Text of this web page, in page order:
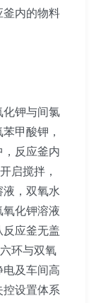
釜内的物料
化钾与间氯
甲酸钾，
反应釜内
启搅拌，
，双氧水
化钾溶液
应釜无盖
环与双氧
电及车间高
设置体系